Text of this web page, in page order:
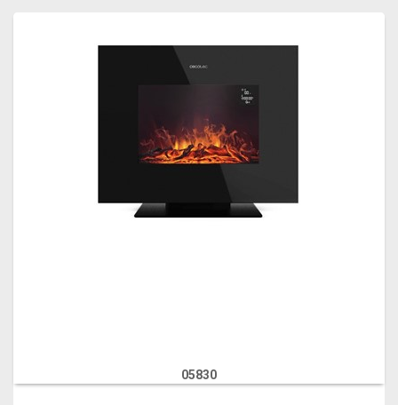
05830